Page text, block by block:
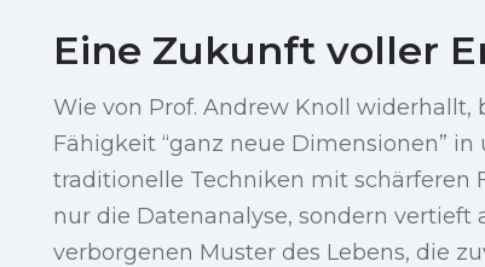
Eine Zukunft voller
Wie von Prof. Andrew Knoll
Fähigkeit “ganz neue Dimensionen”
traditionelle Techniken mit schärferen
nur die Datenanalyse, sondern
verborgenen Muster des Lebens, die